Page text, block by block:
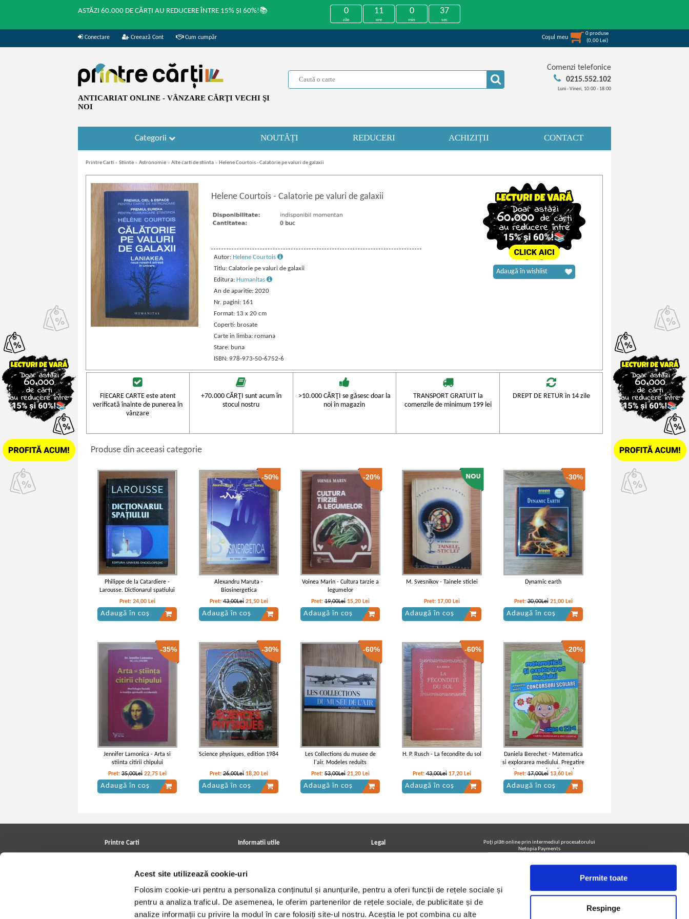
Acest site utilizează cookie-uri
Folosim cookie-uri pentru a personaliza conținutul și anunțurile, pentru a oferi funcții de rețele sociale și
pentru a analiza traficul. De asemenea, le oferim partenerilor de rețele sociale, de publicitate și de
analize informații cu privire la modul în care folosiți site-ul nostru. Aceștia le pot combina cu alte
Permite toate
Respinge
ASTĂZI 60.000 DE CĂRȚI AU REDUCERE ÎNTRE 15% ȘI 60%!📚 0
zile
11
ore
0
min
37
sec
Conectare Creează Cont Cum cumpăr Coşul meu
0produse
(0,00 Lei)
ANTICARIAT ONLINE - VÂNZARE CĂRŢI VECHI ŞI
NOI
Comenzi telefonice
0215.552.102
Luni - Vineri, 10:00 - 18:00
Categorii NOUTĂȚI REDUCERI ACHIZIȚII CONTACT
Printre Carti » Stiinte » Astronomie » Alte carti de stiinta » Helene Courtois - Calatorie pe valuri de galaxii
Helene Courtois - Calatorie pe valuri de galaxii
Autor: Helene Courtois
Titlu: Calatorie pe valuri de galaxii
Editura: Humanitas
An de aparitie: 2020
Nr. pagini: 161
Format: 13 x 20 cm
Coperti: brosate
Carte in limba: romana
Stare: buna
ISBN: 978-973-50-6752-6
Adaugă în wishlist
FIECARE CARTE este atent
verificată înainte de punerea în
vânzare
+70.000 CĂRŢI sunt acum în
stocul nostru
>10.000 CĂRŢI se găsesc doar la
noi în magazin
TRANSPORT GRATUIT la
comenzile de minimum 199 lei
DREPT DE RETUR în 14 zile
Produse din aceeasi categorie
Philippe de la Catardiere -
Larousse. Dictionarul spatiului
Pret: 24,00 Lei
Adaugă în coș
-50%
Alexandru Maruta -
Biosinergetica
Pret:43,00Lei 21,50 Lei
Adaugă în coș
-20%
Voinea Marin - Cultura tarzie a
legumelor
Pret:19,00Lei 15,20 Lei
Adaugă în coș
M. Svesnikov - Tainele sticlei
Pret: 17,00 Lei
Adaugă în coș
-30%
Dynamic earth
Pret:30,00Lei 21,00 Lei
Adaugă în coș
-35%
Jennifer Lamonica - Arta si
stiinta citirii chipului
Pret: 35,00Lei 22,75 Lei
Adaugă în coș
-30%
Science physiques, edition 1984
Pret:26,00Lei 18,20 Lei
Adaugă în coș
-60%
Les Collections du musee de
l'air. Modeles reduits
Pret:53,00Lei 21,20 Lei
Adaugă în coș
-60%
H. P. Rusch - La fecondite du sol
Pret:43,00Lei 17,20 Lei
Adaugă în coș
-20%
Daniela Berechet - Matematica
si explorarea mediului. Pregatire
pentru concursuri scolare, clasa
a II-a
Pret:17,00Lei 13,60 Lei
Adaugă în coș
Printre Carti
Cele mai căutate cărți
Blog Printre Carti
Cărţi sub 5 lei
Informatii utile
Contact
Politica de livrare
Angajari - Cariere
Legal
Utilizare cookie-uri
Poţi plăti online prin intermediul procesatorului
Netopia Payments
Urmăreşte-ne pe facebook pentru a fi la curent cu
promoţiile PrintreCarti.ro